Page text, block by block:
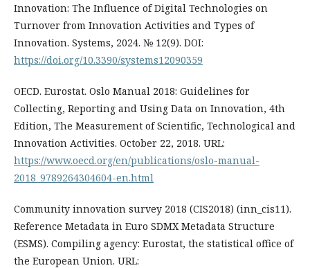
Innovation: The Influence of Digital Technologies on
Turnover from Innovation Activities and Types of
Innovation. Systems, 2024. № 12(9). DOI:
https://doi.org/10.3390/systems12090359
OECD. Eurostat. Oslo Manual 2018: Guidelines for
Collecting, Reporting and Using Data on Innovation, 4th
Edition, The Measurement of Scientific, Technological and
Innovation Activities. October 22, 2018. URL:
https://www.oecd.org/en/publications/oslo-manual-
2018_9789264304604-en.html
Community innovation survey 2018 (CIS2018) (inn_cis11).
Reference Metadata in Euro SDMX Metadata Structure
(ESMS). Compiling agency: Eurostat, the statistical office of
the European Union. URL: